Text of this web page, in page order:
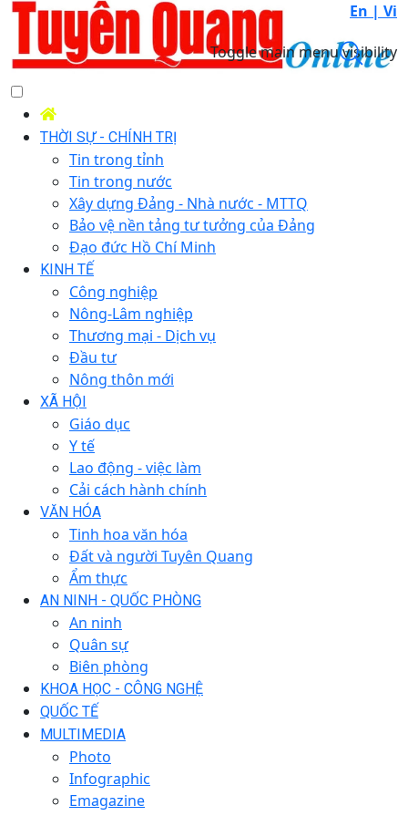
En | Vi
Toggle main menu visibility
THỜI SỰ - CHÍNH TRỊ
Tin trong tỉnh
Tin trong nước
Xây dựng Đảng - Nhà nước - MTTQ
Bảo vệ nền tảng tư tưởng của Đảng
Đạo đức Hồ Chí Minh
KINH TẾ
Công nghiệp
Nông-Lâm nghiệp
Thương mại - Dịch vụ
Đầu tư
Nông thôn mới
XÃ HỘI
Giáo dục
Y tế
Lao động - việc làm
Cải cách hành chính
VĂN HÓA
Tinh hoa văn hóa
Đất và người Tuyên Quang
Ẩm thực
AN NINH - QUỐC PHÒNG
An ninh
Quân sự
Biên phòng
KHOA HỌC - CÔNG NGHỆ
QUỐC TẾ
MULTIMEDIA
Photo
Infographic
Emagazine